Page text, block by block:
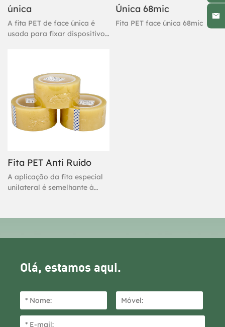
única
A fita PET de face única é
usada para fixar dispositivos
Única 68mic
Fita PET face única 68mic
Fita PET Anti Ruído
A aplicação da fita especial
unilateral é semelhante à
instalar, supercontornável e
unilateral é indicada para
ralos.Olá, estamos aqui.